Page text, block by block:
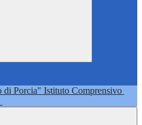
Istituto Comprensivo